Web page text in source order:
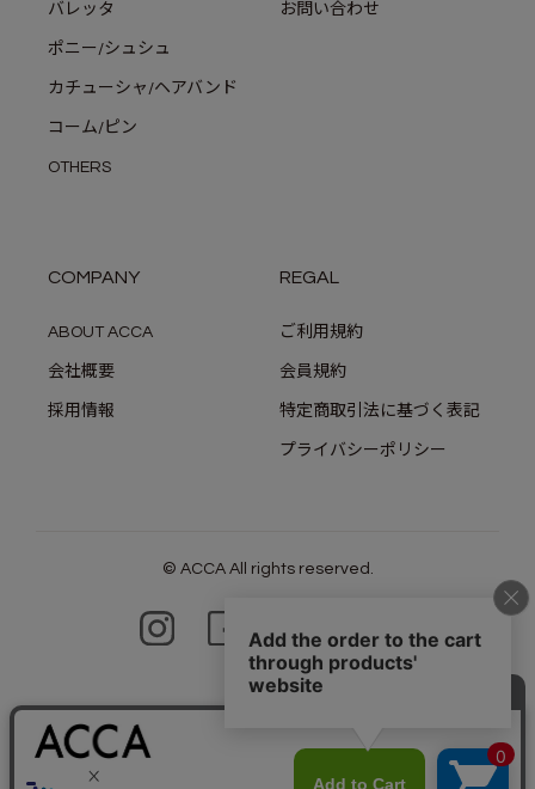
バレッタ
ポニー/シュシュ
カチューシャ/ヘアバンド
コーム/ピン
OTHERS
お問い合わせ
COMPANY
ABOUT ACCA
会社概要
採用情報
REGAL
ご利用規約
会員規約
特定商取引法に基づく表記
プライバシーポリシー
© ACCA All rights reserved.